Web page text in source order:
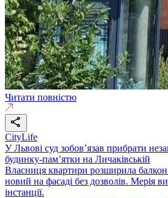
Читати повністю
CityLife
У Львові суд зобов’язав прибрати
будинку-пам’ятки на Личаківській
Власниця квартири розширила балкон
новий на фасаді без дозволів. Мерія
інстанції.